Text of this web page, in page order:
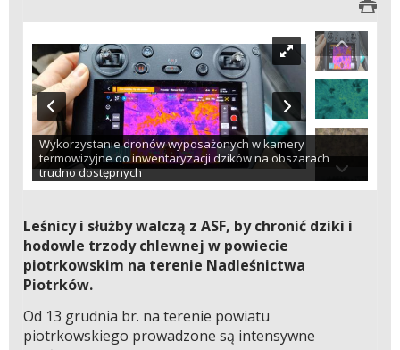
Wykorzystanie dronów wyposażonych w kamery
termowizyjne do inwentaryzacji dzików na obszarach
trudno dostępnych
Leśnicy i służby walczą z ASF, by chronić dziki i
hodowle trzody chlewnej w powiecie
piotrkowskim na terenie Nadleśnictwa
Piotrków.
Od 13 grudnia br. na terenie powiatu
piotrkowskiego prowadzone są intensywne